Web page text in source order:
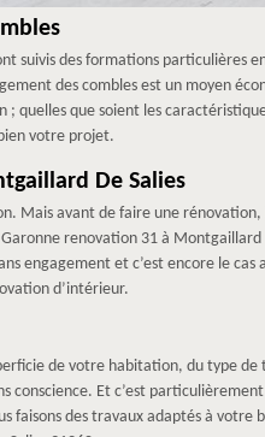
suivis des formations particulières
des combles est un moyen
; quelles que soient les
votre projet.
De Salies
Mais avant de faire une
renovation 31 à Montgaillard
engagement et c’est encore le cas
d’intérieur.
de votre habitation, du type de
Et c’est
des travaux adaptés à votre